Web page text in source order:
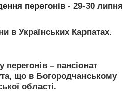
перегонів - 29-30 липня
в Українських Карпатах.
перегонів – пансіонат
що в Богородчанському
області.